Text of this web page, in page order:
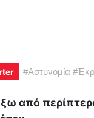
#Αστυνομία #
από